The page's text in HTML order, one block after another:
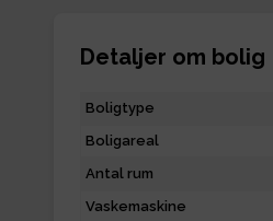
Detaljer om bolig
Boligtype
Boligareal
Antal rum
Vaskemaskine